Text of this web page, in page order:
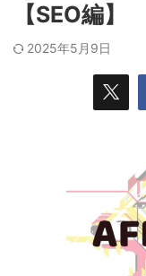
【SEO編】
2025年5月9日